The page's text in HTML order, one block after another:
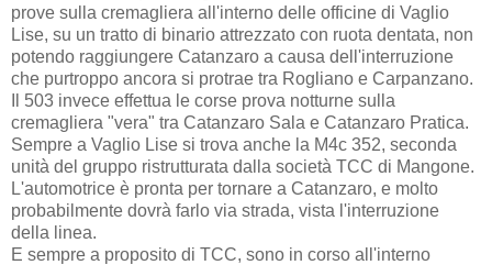
prove sulla cremagliera all'interno delle officine di Vaglio
Lise, su un tratto di binario attrezzato con ruota dentata, non
potendo raggiungere Catanzaro a causa dell'interruzione
che purtroppo ancora si protrae tra Rogliano e Carpanzano.
Il 503 invece effettua le corse prova notturne sulla
cremagliera "vera" tra Catanzaro Sala e Catanzaro Pratica.
Sempre a Vaglio Lise si trova anche la M4c 352, seconda
unità del gruppo ristrutturata dalla società TCC di Mangone.
L'automotrice è pronta per tornare a Catanzaro, e molto
probabilmente dovrà farlo via strada, vista l'interruzione
della linea.
E sempre a proposito di TCC, sono in corso all'interno